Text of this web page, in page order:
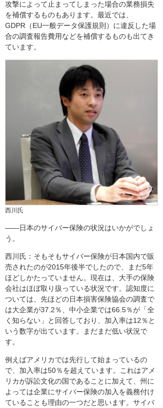
攻撃によって止まってしまった場合の業務損失
を補償するものもあります。最近では、
GDPR（EU一般データ保護規則）に違反した場
合の調査報告費用などを補償するものも出てき
ています。
西川氏
――日本のサイバー保険の状況はいかがでしょ
う。
西川氏：そもそもサイバー保険が日本国内で販
売されたのが2015年後半でしたので、まだ5年
ほどしかたっていません。現在は、大手の保険
会社はほぼ取り扱っている状況です。認知度に
ついては、先ほどの日本損害保険協会の調査で
は大企業が37.2％、中小企業では66.5％が「全
く知らない」と回答しており、加入率は12％と
いう数字が出ています。まだまだ低い状況で
す。
例えばアメリカでは先行して始まっているの
で、加入率は50％を超えています。これはアメ
リカが訴訟文化の国であることに加えて、州に
よっては企業にサイバー保険の加入を義務付け
ていることも理由の一つだと思います。サイバ